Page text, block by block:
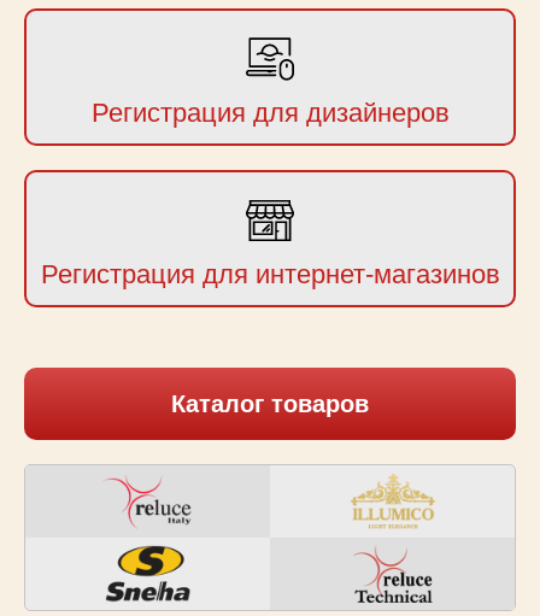
Регистрация для дизайнеров
Регистрация для интернет-магазинов
Каталог товаров